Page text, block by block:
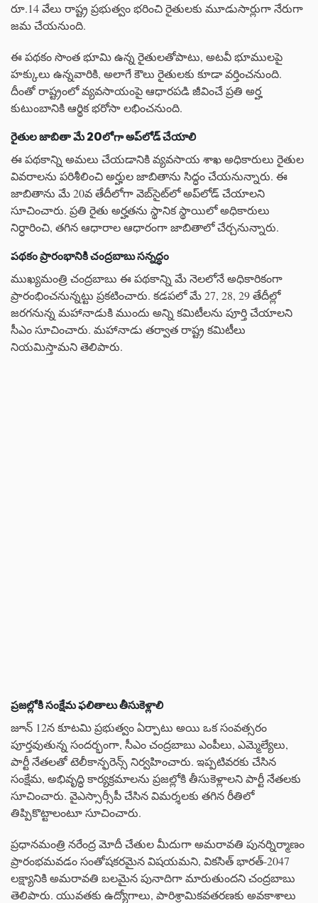
రూ.14 వేలు రాష్ట్ర ప్రభుత్వం భరించి రైతులకు మూడుసార్లుగా నేరుగా
జమ చేయనుంది.
ఈ పథకం సొంత భూమి ఉన్న రైతులతోపాటు, అటవీ భూములపై
హక్కులు ఉన్నవారికి, అలాగే కౌలు రైతులకు కూడా వర్తించనుంది.
దీంతో రాష్ట్రంలో వ్యవసాయంపై ఆధారపడి జీవించే ప్రతి అర్హ
కుటుంబానికి ఆర్థిక భరోసా లభించనుంది.
రైతుల జాబితా మే 20లోగా అప్‌లోడ్ చేయాలి
ఈ పథకాన్ని అమలు చేయడానికి వ్యవసాయ శాఖ అధికారులు రైతుల
వివరాలను పరిశీలించి అర్హుల జాబితాను సిద్ధం చేయనున్నారు. ఈ
జాబితాను మే 20వ తేదీలోగా వెబ్‌సైట్‌లో అప్‌లోడ్ చేయాలని
సూచించారు. ప్రతి రైతు అర్హతను స్థానిక స్థాయిలో అధికారులు
నిర్ధారించి, తగిన ఆధారాల ఆధారంగా జాబితాలో చేర్చనున్నారు.
పథకం ప్రారంభానికి చంద్రబాబు సన్నద్ధం
ముఖ్యమంత్రి చంద్రబాబు ఈ పథకాన్ని మే నెలలోనే అధికారికంగా
ప్రారంభించనున్నట్టు ప్రకటించారు. కడపలో మే 27, 28, 29 తేదీల్లో
జరగనున్న మహానాడుకి ముందు అన్ని కమిటీలను పూర్తి చేయాలని
సీఎం సూచించారు. మహానాడు తర్వాత రాష్ట్ర కమిటీలు
నియమిస్తామని తెలిపారు.
ప్రజల్లోకి సంక్షేమ ఫలితాలు తీసుకెళ్లాలి
జూన్ 12న కూటమి ప్రభుత్వం ఏర్పాటు అయి ఒక సంవత్సరం
పూర్తవుతున్న సందర్భంగా, సీఎం చంద్రబాబు ఎంపీలు, ఎమ్మెల్యేలు,
పార్టీ నేతలతో టెలీకాన్ఫరెన్స్ నిర్వహించారు. ఇప్పటివరకు చేసిన
సంక్షేమ, అభివృద్ధి కార్యక్రమాలను ప్రజల్లోకి తీసుకెళ్లాలని పార్టీ నేతలకు
సూచించారు. వైఎస్సార్సీపీ చేసిన విమర్శలకు తగిన రీతిలో
తిప్పికొట్టాలంటూ సూచించారు.
ప్రధానమంత్రి నరేంద్ర మోదీ చేతుల మీదుగా అమరావతి పునర్నిర్మాణం
ప్రారంభమవడం సంతోషకరమైన విషయమని, వికసిత్ భారత్-2047
లక్ష్యానికి అమరావతి బలమైన పునాదిగా మారుతుందని చంద్రబాబు
తెలిపారు. యువతకు ఉద్యోగాలు, పారిశ్రామికవతరణకు అవకాశాలు